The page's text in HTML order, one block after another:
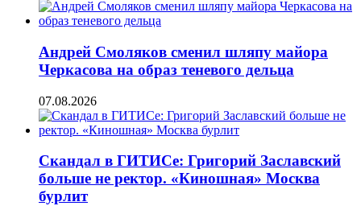
Андрей Смоляков сменил шляпу майора
Черкасова на образ теневого дельца
07.08.2026
Скандал в ГИТИСе: Григорий Заславский
больше не ректор. «Киношная» Москва
бурлит